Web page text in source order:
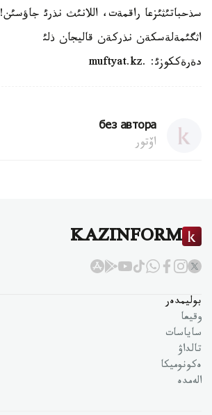
سذحباتئثئزعا راقمةت، اللانئث نذرئ جاؤسئن!
اثگئمةلةسكةن نذركةن قاليجان ذلئ
دةرةككوزئ: .muftyat.kz
без автора
اۆتور
KAZINFORM
بوليمدەر
وقيعا
ساياسات
تالداۋ
ەكونوميكا
الەمدە